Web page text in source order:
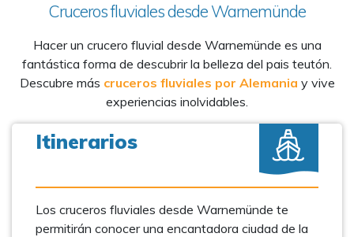
Cruceros fluviales desde Warnemünde
Hacer un crucero fluvial desde Warnemünde es una
fantástica forma de descubrir la belleza del pais teutón.
Descubre más cruceros fluviales por Alemania y vive
experiencias inolvidables.
Itinerarios
Los cruceros fluviales desde Warnemünde te
permitirán conocer una encantadora ciudad de la